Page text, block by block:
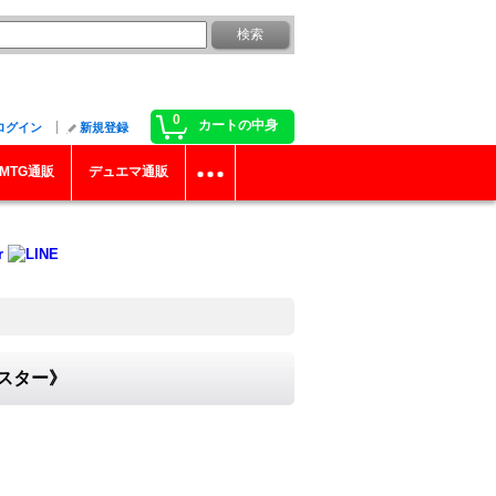
0 カートの中身
グイン 新規登録
MTG通販 デュエマ通販
ター》